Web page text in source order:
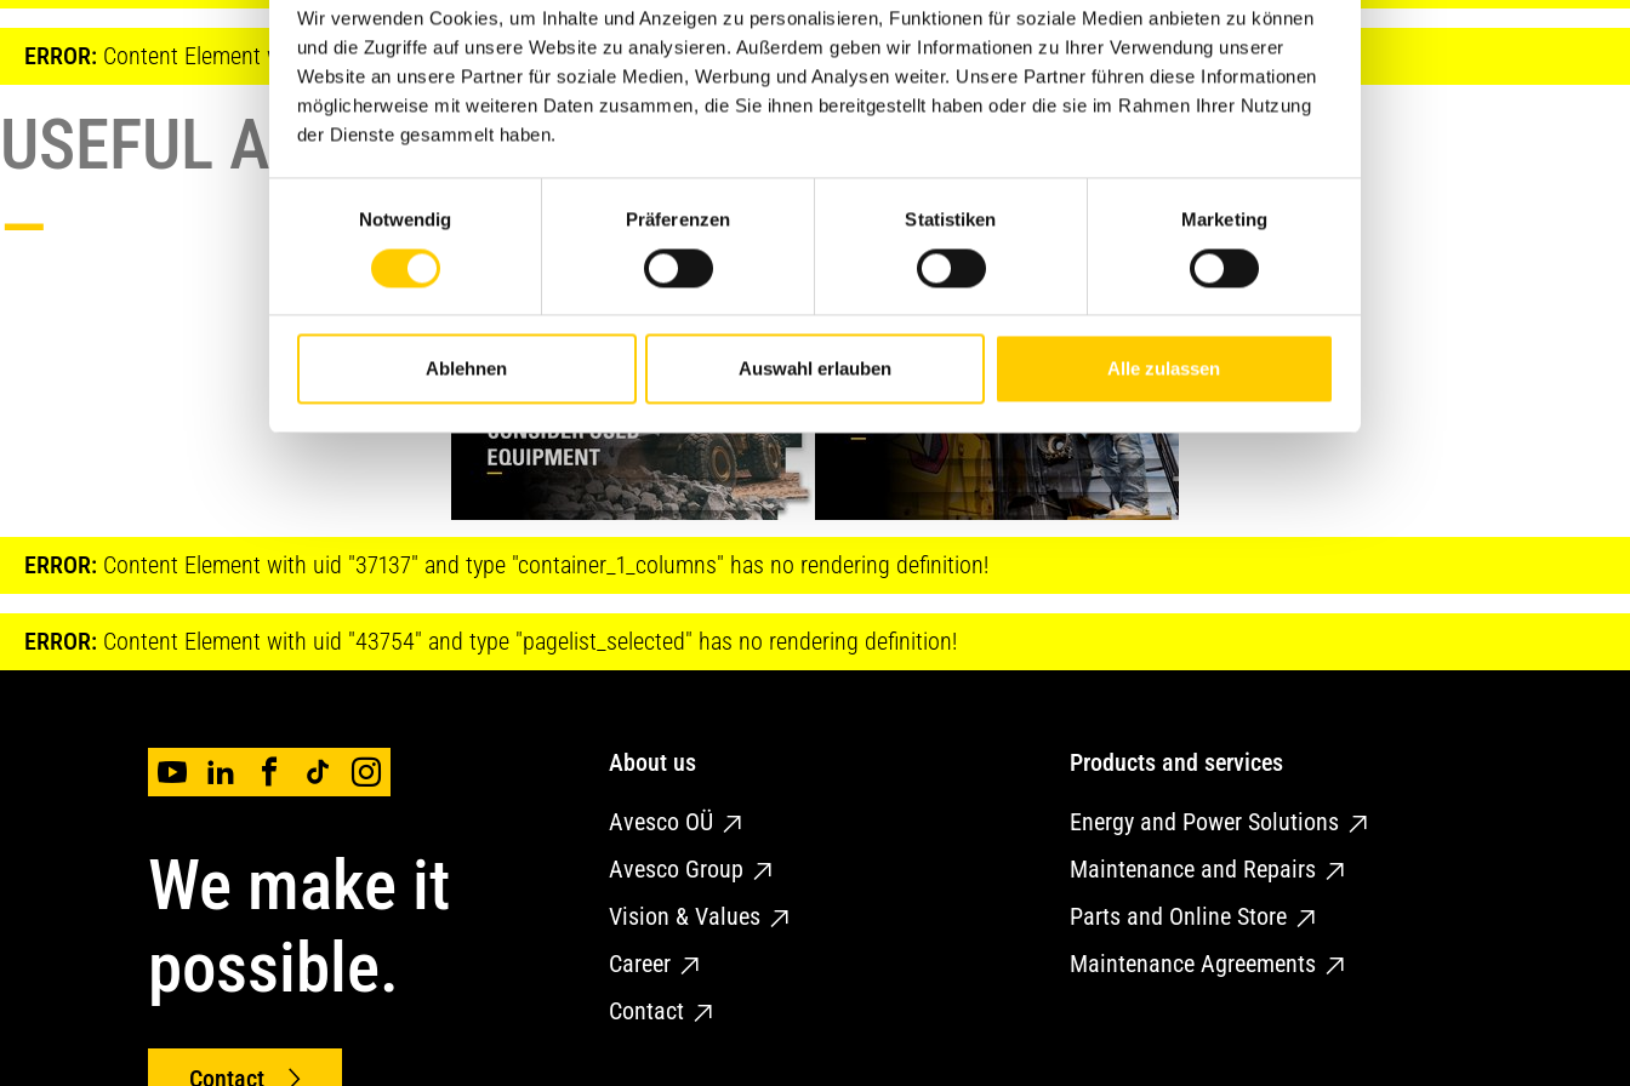
Wir verwenden Cookies, um Inhalte und Anzeigen zu personalisieren, Funktionen für soziale Medien anbieten zu können
und die Zugriffe auf unsere Website zu analysieren. Außerdem geben wir Informationen zu Ihrer Verwendung unserer
Website an unsere Partner für soziale Medien, Werbung und Analysen weiter. Unsere Partner führen diese Informationen
möglicherweise mit weiteren Daten zusammen, die Sie ihnen bereitgestellt haben oder die sie im Rahmen Ihrer Nutzung
der Dienste gesammelt haben.
Notwendig
Präferenzen Statistiken Marketing
Ablehnen Auswahl erlauben Alle zulassen
ERROR: Content Element with uid "16409" and type "container_1_columns" has no rendering definition!
USEFUL ARTICLES
—
ERROR: Content Element with uid "37137" and type "container_1_columns" has no rendering definition!
ERROR: Content Element with uid "43754" and type "pagelist_selected" has no rendering definition!
We make it
possible.
Contact
About us
Avesco OÜ
Avesco Group
Vision & Values
Career
Contact
Products and services
Energy and Power Solutions
Maintenance and Repairs
Parts and Online Store
Maintenance Agreements